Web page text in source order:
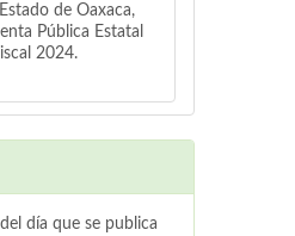
de Oaxaca,
Pública Estatal
2024.
día que se publica